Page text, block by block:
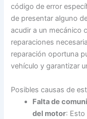
código de error
de presentar alguno
acudir a un mecánico
reparaciones
reparación oportuna
vehículo y garantizar
Posibles causas de
Falta de
del motor: